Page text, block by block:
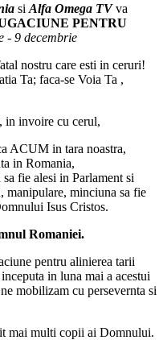
si Alfa Omega TVva
PENTRU
- 9 decembrie
nostru care esti in ceruri!
Ta; faca-se Voia Ta ,
invoire cu cerul,
ACUM in tara noastra,
in Romania,
fie alesi in Parlament si
manipulare, minciuna sa fie
Isus Cristos.
Romaniei.
pentru alinierea tarii
in luna mai a acestui
mobilizam cu persevernta si
mai multi copii ai Domnului.